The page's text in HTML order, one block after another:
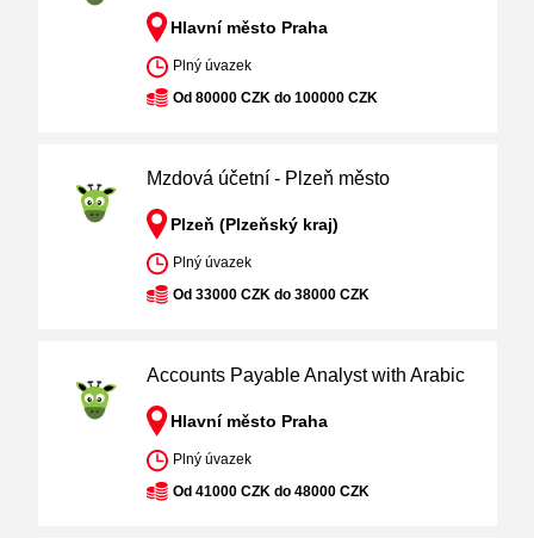
Hlavní město Praha
Plný úvazek
Od 80000 CZK do 100000 CZK
Mzdová účetní - Plzeň město
Plzeň (Plzeňský kraj)
Plný úvazek
Od 33000 CZK do 38000 CZK
Accounts Payable Analyst with Arabic
Hlavní město Praha
Plný úvazek
Od 41000 CZK do 48000 CZK